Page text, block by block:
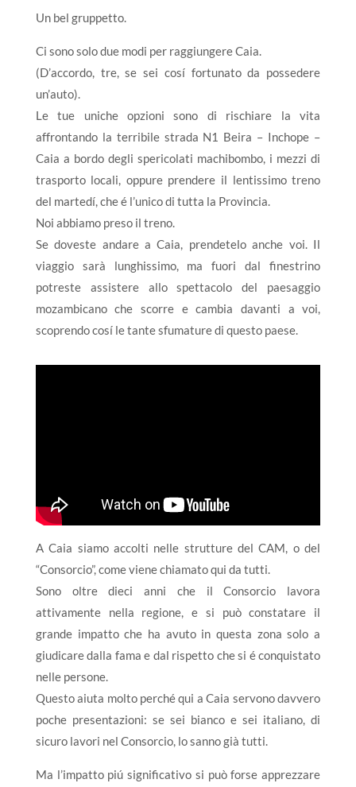
Un bel gruppetto.
Ci sono solo due modi per raggiungere Caia.
(D’accordo, tre, se sei cosí fortunato da possedere
un’auto).
Le tue uniche opzioni sono di rischiare la vita
affrontando la terribile strada N1 Beira – Inchope –
Caia a bordo degli spericolati machibombo, i mezzi di
trasporto locali, oppure prendere il lentissimo treno
del martedí, che é l’unico di tutta la Provincia.
Noi abbiamo preso il treno.
Se doveste andare a Caia, prendetelo anche voi. Il
viaggio sarà lunghissimo, ma fuori dal finestrino
potreste assistere allo spettacolo del paesaggio
mozambicano che scorre e cambia davanti a voi,
scoprendo cosí le tante sfumature di questo paese.
A Caia siamo accolti nelle strutture del CAM, o del
“Consorcio”, come viene chiamato qui da tutti.
Sono oltre dieci anni che il Consorcio lavora
attivamente nella regione, e si può constatare il
grande impatto che ha avuto in questa zona solo a
giudicare dalla fama e dal rispetto che si é conquistato
nelle persone.
Questo aiuta molto perché qui a Caia servono davvero
poche presentazioni: se sei bianco e sei italiano, di
sicuro lavori nel Consorcio, lo sanno già tutti.
Ma l’impatto piú significativo si può forse apprezzare